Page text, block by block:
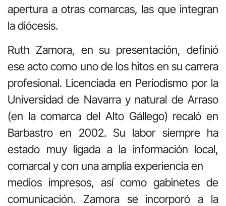
apertura a otras comarcas, las que integran
la diócesis.
Ruth Zamora, en su presentación, definió
ese acto como uno de los hitos en su carrera
profesional. Licenciada en Periodismo por la
Universidad de Navarra y natural de Arraso
(en la comarca del Alto Gállego) recaló en
Barbastro en 2002. Su labor siempre ha
estado muy ligada a la información local,
comarcal y con una amplia experiencia en
medios impresos, así como gabinetes de
comunicación. Zamora se incorporó a la